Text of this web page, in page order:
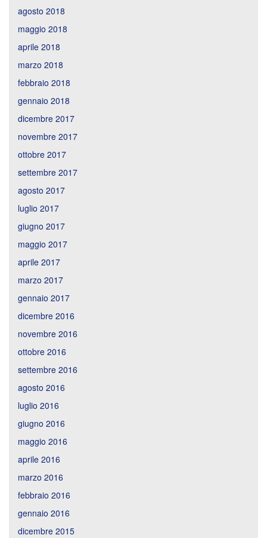
agosto 2018
maggio 2018
aprile 2018
marzo 2018
febbraio 2018
gennaio 2018
dicembre 2017
novembre 2017
ottobre 2017
settembre 2017
agosto 2017
luglio 2017
giugno 2017
maggio 2017
aprile 2017
marzo 2017
gennaio 2017
dicembre 2016
novembre 2016
ottobre 2016
settembre 2016
agosto 2016
luglio 2016
giugno 2016
maggio 2016
aprile 2016
marzo 2016
febbraio 2016
gennaio 2016
dicembre 2015